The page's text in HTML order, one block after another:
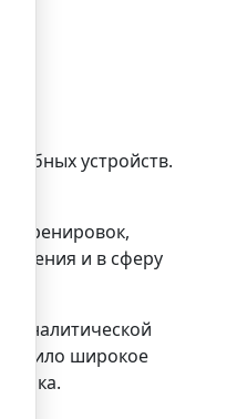
устройств.
тренировок,
и в сферу
аналитической
широкое